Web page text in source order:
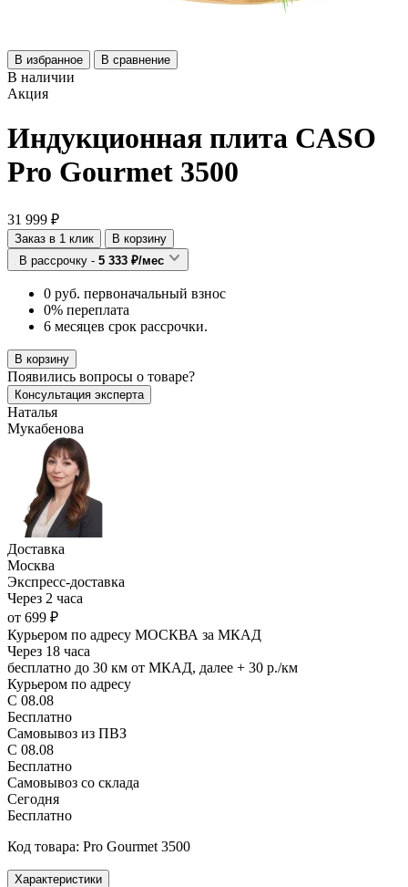
В избранное В сравнение
В наличии
Акция
Индукционная плита CASO
Pro Gourmet 3500
31 999 ₽
Заказ в 1 клик
В корзину
В рассрочку - 5 333 ₽/мес
0 руб. первоначальный взнос
0% переплата
6 месяцев срок рассрочки.
В корзину
Появились вопросы о товаре?
Консультация эксперта
Наталья
Мукабенова
Доставка
Москва
Экспресс-доставка
Через 2 часа
от 699 ₽
Курьером по адресу МОСКВА за МКАД
Через 18 часа
бесплатно до 30 км от МКАД, далее + 30 р./км
Курьером по адресу
С 08.08
Бесплатно
Самовывоз из ПВЗ
С 08.08
Бесплатно
Самовывоз со склада
Сегодня
Бесплатно
Код товара: Pro Gourmet 3500
Характеристики